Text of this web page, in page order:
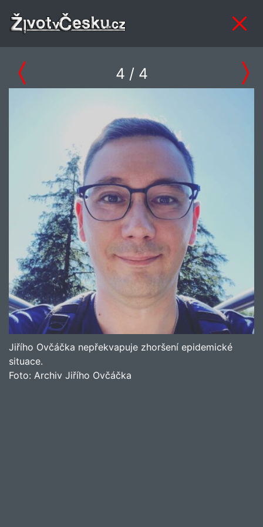
4 / 4
Jiřího Ovčáčka nepřekvapuje zhoršení epidemické
situace.
Foto: Archiv Jiřího Ovčáčka